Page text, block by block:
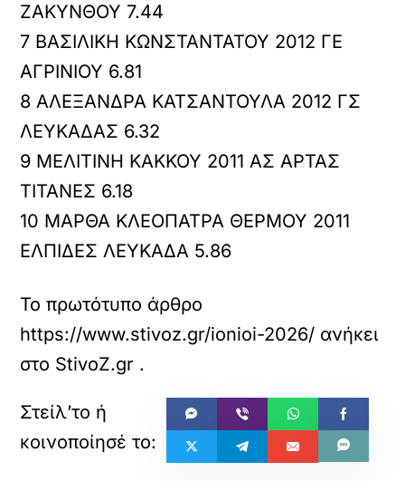
ΖΑΚΥΝΘΟΥ 7.44
7 ΒΑΣΙΛΙΚΗ ΚΩΝΣΤΑΝΤΑΤΟΥ 2012 ΓΕ
ΑΓΡΙΝΙΟΥ 6.81
8 ΑΛΕΞΑΝΔΡΑ ΚΑΤΣΑΝΤΟΥΛΑ 2012 ΓΣ
ΛΕΥΚΑΔΑΣ 6.32
9 ΜΕΛΙΤΙΝΗ ΚΑΚΚΟΥ 2011 ΑΣ ΑΡΤΑΣ
ΤΙΤΑΝΕΣ 6.18
10 ΜΑΡΘΑ ΚΛΕΟΠΑΤΡΑ ΘΕΡΜΟΥ 2011
ΕΛΠΙΔΕΣ ΛΕΥΚΑΔΑ 5.86
Το πρωτότυπο άρθρο
https://www.stivoz.gr/ionioi-2026/ ανήκει
στο StivoZ.gr .